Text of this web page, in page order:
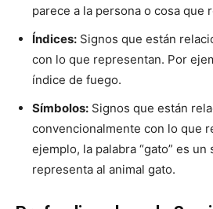
parece a la persona o cosa que
Índices: Signos que están
con lo que representan. Por
índice de fuego.
Símbolos: Signos que están
convencionalmente con lo que
ejemplo, la palabra “gato” es un
representa al animal gato.